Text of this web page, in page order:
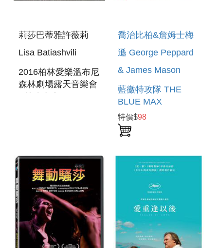
莉莎巴蒂雅許薇莉
Lisa Batiashvili
2016柏林愛樂溫布尼
森林劇場露天音樂會
喬治比柏&詹姆士梅
遜 George Peppard
& James Mason
藍徽特攻隊 THE
BLUE MAX
特價$98